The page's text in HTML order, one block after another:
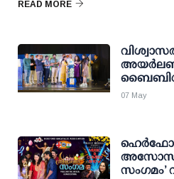
READ MORE
07 May
സംഗമം’